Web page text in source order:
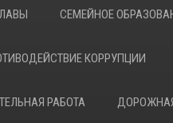
СЕМЕЙНОЕ
КОРРУПЦИИ
РАБОТА